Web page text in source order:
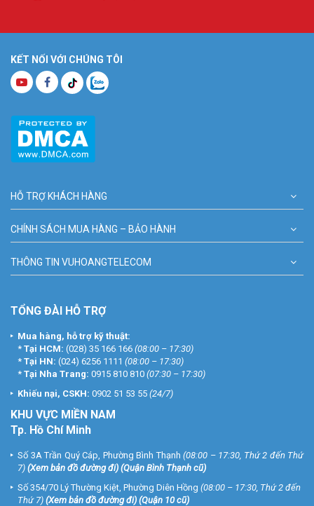
KẾT NỐI VỚI CHÚNG TÔI
HỖ TRỢ KHÁCH HÀNG
CHÍNH SÁCH MUA HÀNG – BẢO HÀNH
THÔNG TIN VUHOANGTELECOM
TỔNG ĐÀI HỖ TRỢ
Mua hàng, hỗ trợ kỹ thuật:
* Tại HCM: (028) 35 166 166 (08:00 – 17:30)
* Tại HN: (024) 6256 1111 (08:00 – 17:30)
* Tại Nha Trang: 0915 810 810 (07:30 – 17:30)
Khiếu nại, CSKH: 0902 51 53 55 (24/7)
KHU VỰC MIỀN NAM
Tp. Hồ Chí Minh
Số 3A Trần Quý Cáp, Phường Bình Thạnh (08:00 – 17:30, Thứ 2 đến Thứ
7) (Xem bản đồ đường đi) (Quận Bình Thạnh cũ)
Số 354/70 Lý Thường Kiệt, Phường Diên Hồng (08:00 – 17:30, Thứ 2 đến
Thứ 7) (Xem bản đồ đường đi) (Quận 10 cũ)